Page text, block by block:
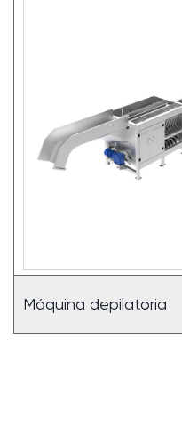
Máquina depilatoria